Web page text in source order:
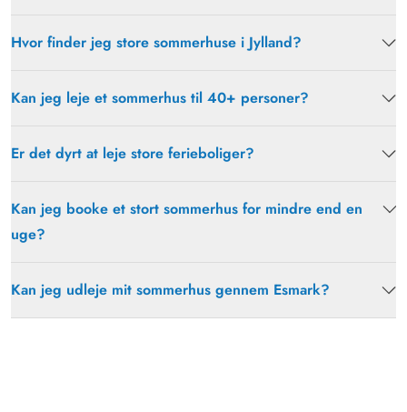
Hvor finder jeg store sommerhuse i Jylland?
Kan jeg leje et sommerhus til 40+ personer?
Er det dyrt at leje store ferieboliger?
Kan jeg booke et stort sommerhus for mindre end en
uge?
Kan jeg udleje mit sommerhus gennem Esmark?